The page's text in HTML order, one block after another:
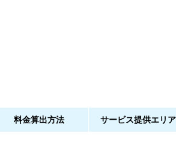
料金算出方法 サービス提供エリア